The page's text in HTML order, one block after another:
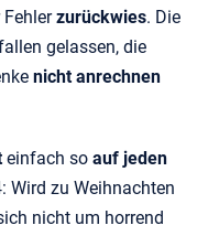
zurückwies. Die
gelassen, die
nicht anrechnen
einfach so auf jeden
Wird zu Weihnachten
nicht um horrend